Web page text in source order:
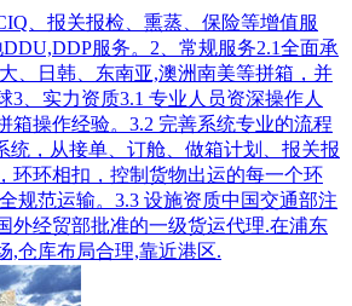
、报关报检、熏蒸、保险等增值服
服务。2、常规服务2.1全面承
、日韩、东南亚,澳洲南美等拼箱，并
3、实力资质3.1 专业人员资深操作人
箱操作经验。3.2 完善系统专业的流程
统，从接单、订舱、做箱计划、报关报
环环相扣，控制货物出运的每一个环
规范运输。3.3 设施资质中国交通部注
外经贸部批准的一级货运代理.在浦东
,仓库布局合理,靠近港区.